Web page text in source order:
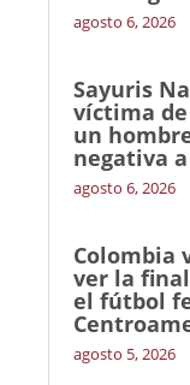
agosto 6, 2026
Sayuris
víctima
un
negativa
agosto 6, 2026
Colombia
ver la
el fútbol
agosto 5, 2026